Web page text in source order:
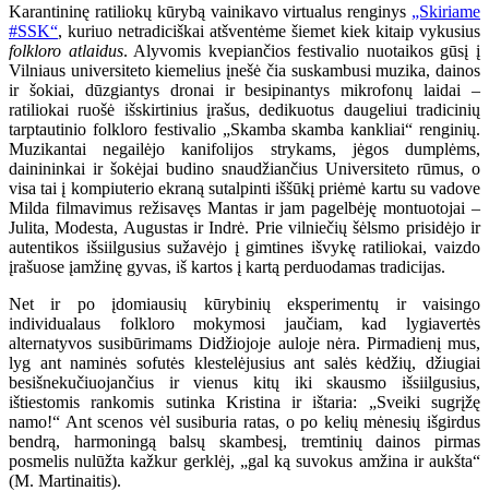
Karantininę ratiliokų kūrybą vainikavo virtualus renginys „Skiriame
#SSK“, kuriuo netradiciškai atšventėme šiemet kiek kitaip vykusius
folkloro atlaidus. Alyvomis kvepiančios festivalio nuotaikos gūsį į
Vilniaus universiteto kiemelius įnešė čia suskambusi muzika, dainos
ir šokiai, dūzgiantys dronai ir besipinantys mikrofonų laidai –
ratiliokai ruošė išskirtinius įrašus, dedikuotus daugeliui tradicinių
tarptautinio folkloro festivalio „Skamba skamba kankliai“ renginių.
Muzikantai negailėjo kanifolijos strykams, jėgos dumplėms,
dainininkai ir šokėjai budino snaudžiančius Universiteto rūmus, o
visa tai į kompiuterio ekraną sutalpinti iššūkį priėmė kartu su vadove
Milda filmavimus režisavęs Mantas ir jam pagelbėję montuotojai –
Julita, Modesta, Augustas ir Indrė. Prie vilniečių šėlsmo prisidėjo ir
autentikos išsiilgusius sužavėjo į gimtines išvykę ratiliokai, vaizdo
įrašuose įamžinę gyvas, iš kartos į kartą perduodamas tradicijas.
Net ir po įdomiausių kūrybinių eksperimentų ir vaisingo
individualaus folkloro mokymosi jaučiam, kad lygiavertės
alternatyvos susibūrimams Didžiojoje auloje nėra. Pirmadienį mus,
lyg ant naminės sofutės klestelėjusius ant salės kėdžių, džiugiai
besišnekučiuojančius ir vienus kitų iki skausmo išsiilgusius,
ištiestomis rankomis sutinka Kristina ir ištaria: „Sveiki sugrįžę
namo!“ Ant scenos vėl susiburia ratas, o po kelių mėnesių išgirdus
bendrą, harmoningą balsų skambesį, tremtinių dainos pirmas
posmelis nulūžta kažkur gerklėj, „gal ką suvokus amžina ir aukšta“
(M. Martinaitis).